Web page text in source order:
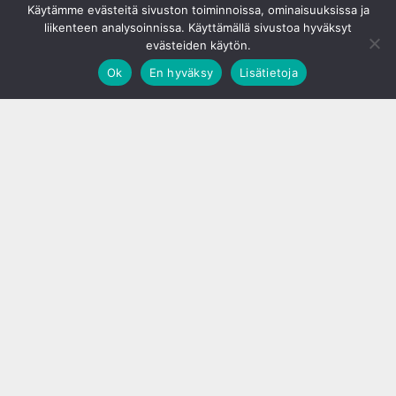
Käytämme evästeitä sivuston toiminnoissa, ominaisuuksissa ja
liikenteen analysoinnissa. Käyttämällä sivustoa hyväksyt
evästeiden käytön.
Ok
En hyväksy Lisätietoja